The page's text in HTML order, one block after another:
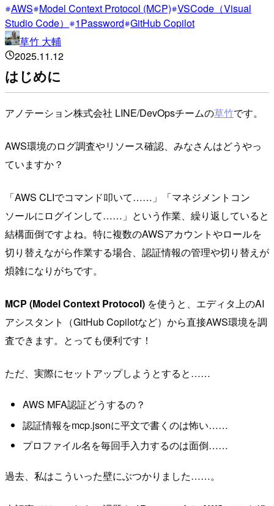
AWS Model Context Protocol (MCP) VSCode（Visual
Studio Code）
1Password GitHub Copilot
草竹 大輔
2025.11.12
はじめに
アノテーション株式会社 LINE/DevOpsチームの草竹です。
AWS環境のログ調査やリソース確認、みなさんはどうやっ
ていますか？
「AWS CLIでコマンド叩いて……」「マネジメントコン
ソールにログインして……」という作業、繰り返していると
結構面倒ですよね。特に複数のAWSアカウントやロールを
切り替えながら作業する場合、認証情報の管理や切り替えが
煩雑になりがちです。
MCP (Model Context Protocol) を使うと、エディタ上のAI
アシスタント（GitHub Copilotなど）から直接AWS環境を調
査できます。とっても便利です！
ただ、実際にセットアップしようとすると……
AWS MFA認証どうするの？
認証情報をmcp.jsonに平文で書くのは怖い……
プロファイル名を毎回手入力するのは面倒……
過去、私はこういった壁にぶつかりました……。